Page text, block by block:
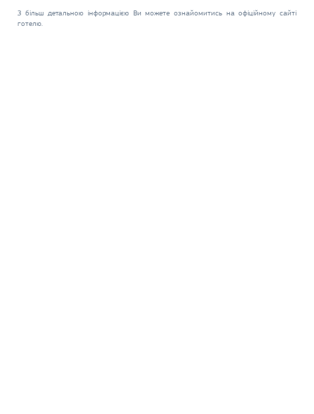
З більш детальною інформацією Ви можете ознайомитись на офіційному сайті
готелю.